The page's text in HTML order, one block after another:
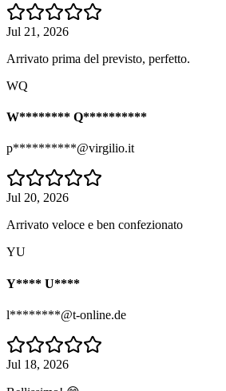
Jul 21, 2026
Arrivato prima del previsto, perfetto.
WQ
W******** Q**********
p**********@virgilio.it
Jul 20, 2026
Arrivato veloce e ben confezionato
YU
Y**** U****
l********@t-online.de
Jul 18, 2026